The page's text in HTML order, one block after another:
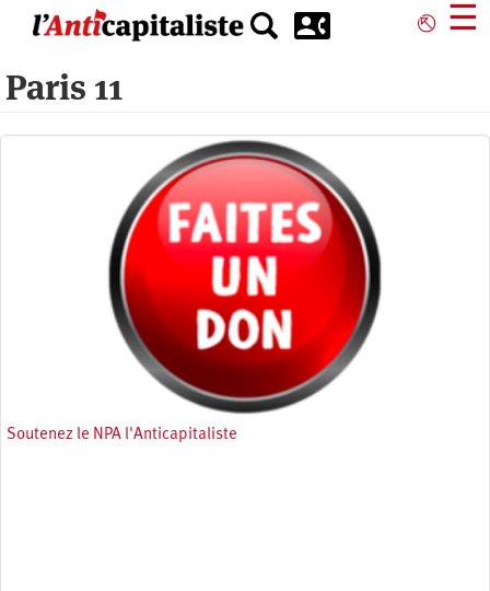
principal
⎋ ☰
Paris 11
Soutenez le NPA l'Anticapitaliste